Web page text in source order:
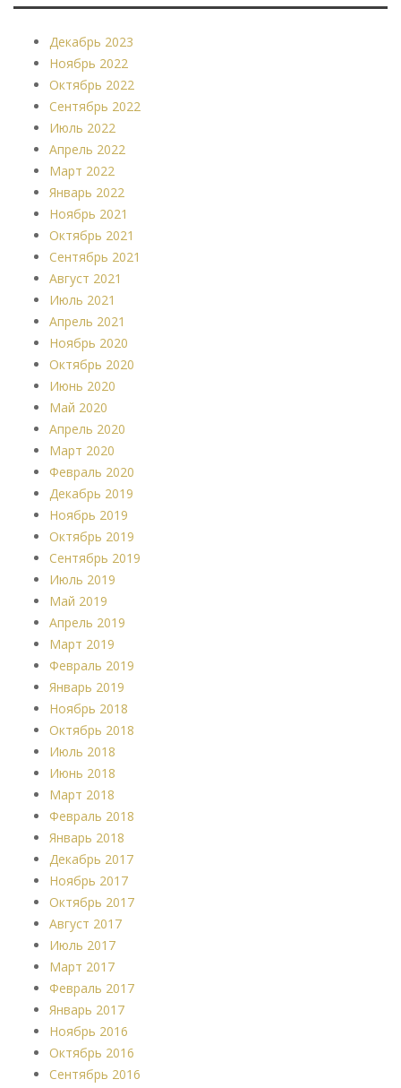
Декабрь 2023
Ноябрь 2022
Октябрь 2022
Сентябрь 2022
Июль 2022
Апрель 2022
Март 2022
Январь 2022
Ноябрь 2021
Октябрь 2021
Сентябрь 2021
Август 2021
Июль 2021
Апрель 2021
Ноябрь 2020
Октябрь 2020
Июнь 2020
Май 2020
Апрель 2020
Март 2020
Февраль 2020
Декабрь 2019
Ноябрь 2019
Октябрь 2019
Сентябрь 2019
Июль 2019
Май 2019
Апрель 2019
Март 2019
Февраль 2019
Январь 2019
Ноябрь 2018
Октябрь 2018
Июль 2018
Июнь 2018
Март 2018
Февраль 2018
Январь 2018
Декабрь 2017
Ноябрь 2017
Октябрь 2017
Август 2017
Июль 2017
Март 2017
Февраль 2017
Январь 2017
Ноябрь 2016
Октябрь 2016
Сентябрь 2016